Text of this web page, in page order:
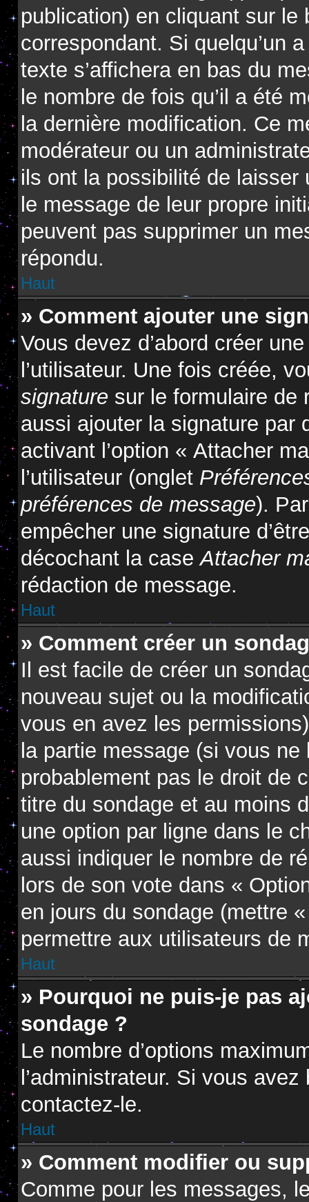
publication) en cliquant sur le
correspondant. Si quelqu’un
texte s’affichera en bas du
le nombre de fois qu’il a été
la dernière modification. Ce
modérateur ou un
ils ont la possibilité de laisser
le message de leur propre
peuvent pas supprimer un
répondu.
Haut
» Comment ajouter une
Vous devez d’abord créer
l’utilisateur. Une fois créée,
signature sur le formulaire de
aussi ajouter la signature par
activant l’option « Attacher
l’utilisateur (onglet
préférences de message).
empêcher une signature
décochant la caseAttacher
rédaction de message.
Haut
» Comment créer un
Il est facile de créer un
nouveau sujet ou la
vous en avez les
la partie message (si vous
probablement pas le droit de
titre du sondage et au moins
une option par ligne dans le
aussi indiquer le nombre de
lors de son vote dans «
en jours du sondage (mettre
permettre aux utilisateurs de
Haut
» Pourquoi ne puis-je pas
sondage ?
Le nombre d’options
l’administrateur. Si vous
contactez-le.
Haut
» Comment modifier ou
Comme pour les messages,